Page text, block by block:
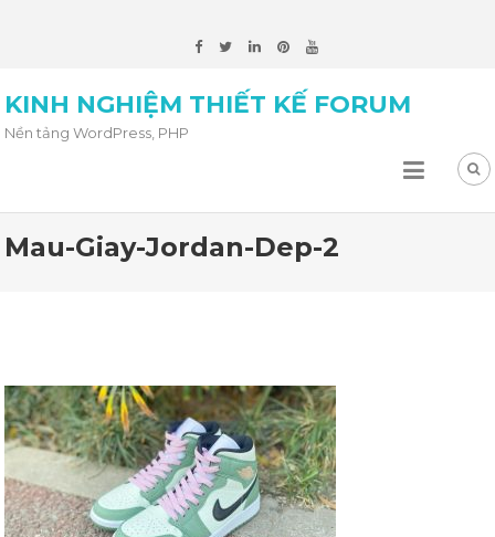
KINH NGHIỆM THIẾT KẾ FORUM
Nền tảng WordPress, PHP
Mau-Giay-Jordan-Dep-2